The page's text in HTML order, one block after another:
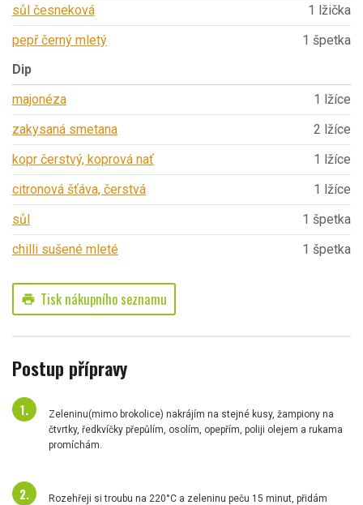
sůl česneková
1 lžička
pepř černý mletý
1 špetka
Dip
majonéza
1 lžíce
zakysaná smetana
2 lžíce
kopr čerstvý, koprová nať
1 lžíce
citronová šťáva, čerstvá
1 lžíce
sůl
1 špetka
chilli sušené mleté
1 špetka
print Tisk nákupního seznamu
Postup přípravy
Zeleninu(mimo brokolice) nakrájím na stejné kusy, žampiony na
čtvrtky, ředkvíčky přepůlím, osolím, opepřím, poliji olejem a rukama
promíchám.
Rozehřeji si troubu na 220°C a zeleninu peču 15 minut, přidám